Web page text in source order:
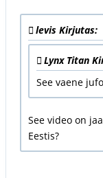
levis Kirjutas:
Lynx Titan
See vaene
See video on
Eestis?